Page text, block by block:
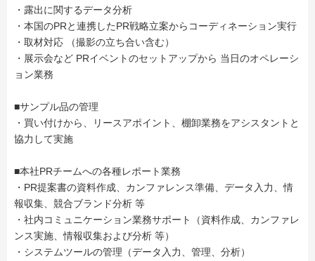
・露出に関するデータ分析
・本国のPRと連携したPR戦略立案からコーディネーション実行
・取材対応 （撮影の立ち合い含む）
・展示会など PRイベントのセットアップから 当日のオペレーシ
ョン業務
■サンプル品の管理
・買い付けから、リースアポイント、棚卸業務をアシスタントと
協力して実施
■本社PRチームへの各種レポート業務
・PR提案書の資料作成、カンファレンス準備、データ入力、情
報収集、競合ブランド分析 等
・社内コミュニケーション業務サポート（資料作成、カンファレ
ンス実施、情報収集および分析 等）
・システムツールの管理（データ入力、管理、分析）